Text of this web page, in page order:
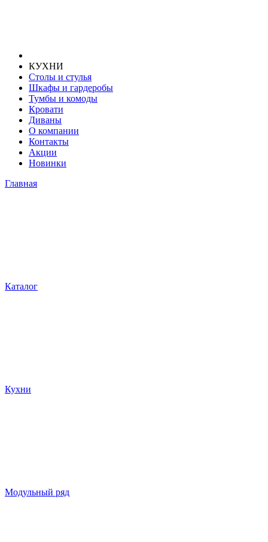
КУХНИ
Столы и стулья
Шкафы и гардеробы
Тумбы и комоды
Кровати
Диваны
О компании
Контакты
Акции
Новинки
Главная
Каталог
Кухни
Модульный ряд